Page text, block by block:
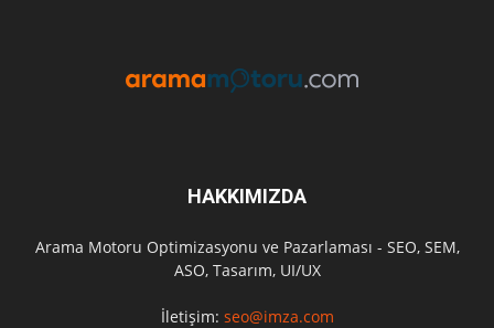
HAKKIMIZDA
Arama Motoru Optimizasyonu ve Pazarlaması - SEO, SEM,
ASO, Tasarım, UI/UX
İletişim: seo@imza.com